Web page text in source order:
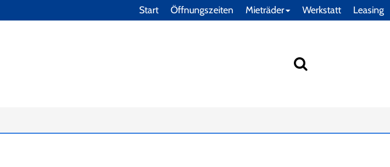
Start Öffnungszeiten Mieträder Werkstatt Leasing